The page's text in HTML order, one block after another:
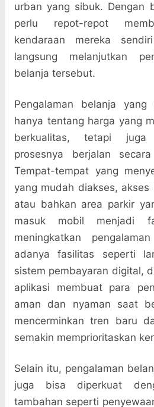
urban yang sibuk. Dengan
perlu repot-repot
kendaraan mereka
langsung melanjutkan
belanja tersebut.
Pengalaman belanja yang
hanya tentang harga yang
berkualitas, tetapi juga
prosesnya berjalan
Tempat-tempat yang
yang mudah diakses, akses
atau bahkan area parkir
masuk mobil menjadi
meningkatkan
adanya fasilitas seperti
sistem pembayaran digital,
aplikasi membuat para
aman dan nyaman saat
mencerminkan tren baru
semakin memprioritaskan
Selain itu, pengalaman
juga bisa diperkuat
tambahan seperti